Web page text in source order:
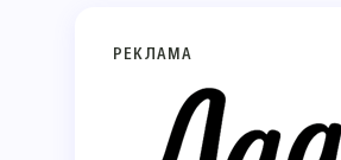
РЕКЛАМА